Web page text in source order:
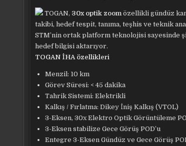
TOGAN, 30x optik zoomözellikli gündüz
takibi, hedef tespit, tanıma, teşhis ve teknik
STM’nin ortak platform teknolojisi sayesinde
hedef bilgisi aktarıyor.
TOGAN İHA özellikleri
Menzil: 10 km
Görev Süresi: < 45 dakika
Tahrik Sistemi: Elektrikli
Kalkış / Fırlatma: Dikey İniş Kalkış (VTOL)
3-Eksen, 30x Elektro Optik Görüntüleme
3-Eksen stabilize Gece Görüş POD’u
Entegre 3-Eksen Gündüz ve Gece Görüş